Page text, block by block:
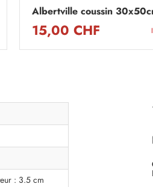
Albertville coussin
15,00 CHF
: 3.5 cm